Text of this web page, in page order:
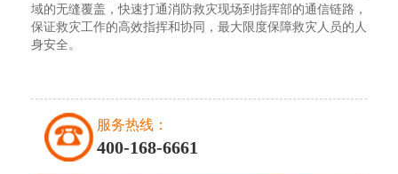
域的无缝覆盖，快速打通消防救灾现场到指挥部的通信链路，
保证救灾工作的高效指挥和协同，最大限度保障救灾人员的人
身安全。
服务热线：
400-168-6661